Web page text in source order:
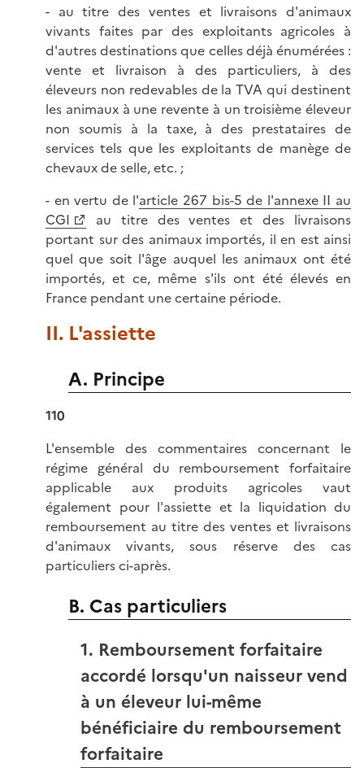
- au titre des ventes et livraisons d'animaux
vivants faites par des exploitants agricoles à
d'autres destinations que celles déjà énumérées :
vente et livraison à des particuliers, à des
éleveurs non redevables de la TVA qui destinent
les animaux à une revente à un troisième éleveur
non soumis à la taxe, à des prestataires de
services tels que les exploitants de manège de
chevaux de selle, etc. ;
- en vertu de l'article 267 bis-5 de l'annexe II au
CGI
au titre des ventes et des livraisons
portant sur des animaux importés, il en est ainsi
quel que soit l'âge auquel les animaux ont été
importés, et ce, même s'ils ont été élevés en
France pendant une certaine période.
II. L'assiette
A. Principe
110
L'ensemble des commentaires concernant le
régime général du remboursement forfaitaire
applicable aux produits agricoles vaut
également pour l'assiette et la liquidation du
remboursement au titre des ventes et livraisons
d'animaux vivants, sous réserve des cas
particuliers ci-après.
B. Cas particuliers
1. Remboursement forfaitaire
accordé lorsqu'un naisseur vend
à un éleveur lui-même
bénéficiaire du remboursement
forfaitaire